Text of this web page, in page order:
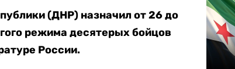
(ДНР) назначил от 26 до
режимадесятерыхбойцов
России.